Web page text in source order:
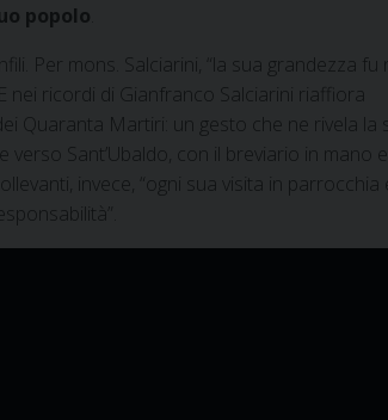
popolo
Per mons. Salciarini, “la sua grandezza fu
nei ricordi di Gianfranco Salciarini riaffiora
Quaranta Martiri: un gesto che ne rivela la
Sant’Ubaldo, con il breviario in mano e
invece, “ogni sua visita in parrocchia